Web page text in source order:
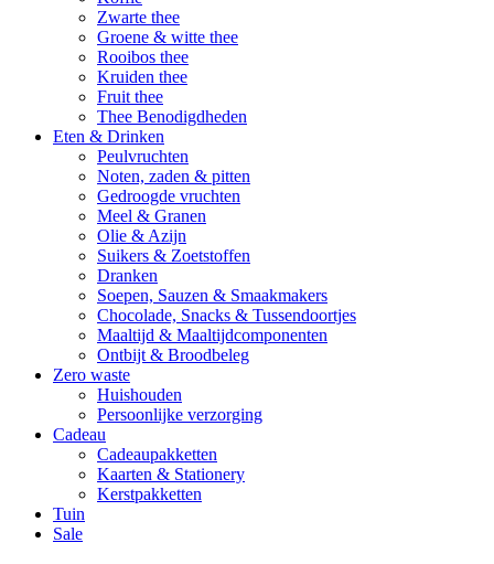
Zwarte thee
Groene & witte thee
Rooibos thee
Kruiden thee
Fruit thee
Thee Benodigdheden
Eten & Drinken
Peulvruchten
Noten, zaden & pitten
Gedroogde vruchten
Meel & Granen
Olie & Azijn
Suikers & Zoetstoffen
Dranken
Soepen, Sauzen & Smaakmakers
Chocolade, Snacks & Tussendoortjes
Maaltijd & Maaltijdcomponenten
Ontbijt & Broodbeleg
Zero waste
Huishouden
Persoonlijke verzorging
Cadeau
Cadeaupakketten
Kaarten & Stationery
Kerstpakketten
Tuin
Sale